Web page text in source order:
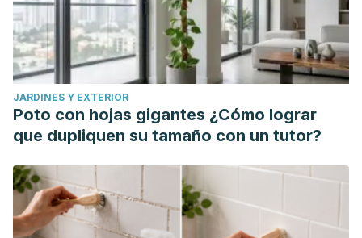
JARDINES Y EXTERIOR
Poto con hojas gigantes ¿Cómo lograr
que dupliquen su tamaño con un tutor?